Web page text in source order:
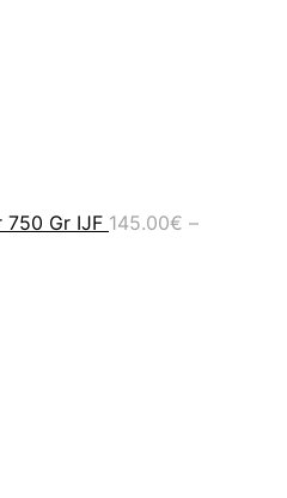
750 Gr IJF 145.00€ –